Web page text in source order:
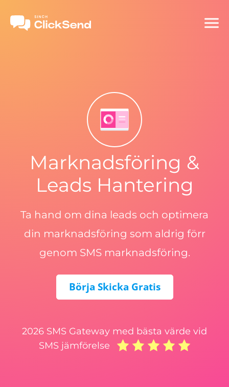
Marknadsföring &
Leads Hantering
Ta hand om dina leads och optimera
din marknadsföring som aldrig förr
genom SMS marknadsföring.
Börja Skicka Gratis
2026 SMS Gateway med bästa värde vid
SMS jämförelse